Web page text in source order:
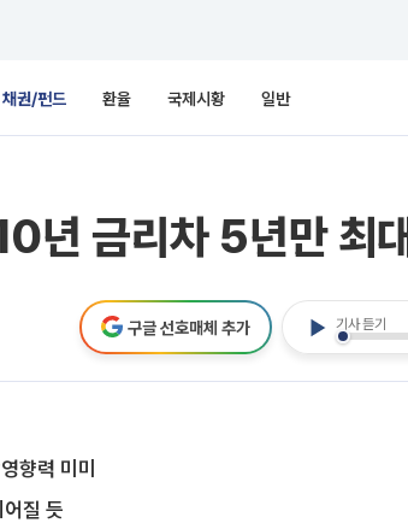
채권/펀드 환율 국제시황 일반
년 금리차 5년만 최대
기사 듣기
구글 선호매체 추가
향력 미미
질 듯